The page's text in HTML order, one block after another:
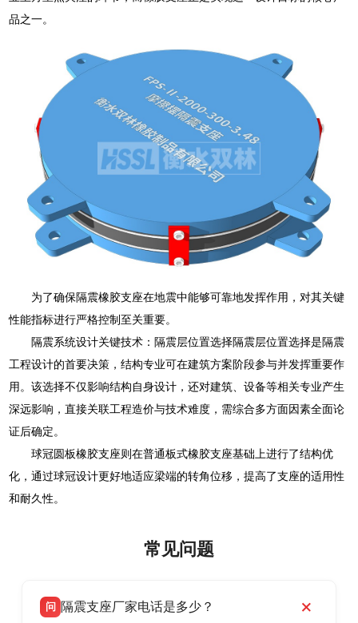
品之一。
为了确保隔震橡胶支座在地震中能够可靠地发挥作用，对其关键
性能指标进行严格控制至关重要。
隔震系统设计关键技术：隔震层位置选择隔震层位置选择是隔震
工程设计的首要决策，结构专业可在建筑方案阶段参与并发挥重要作
用。该选择不仅影响结构自身设计，还对建筑、设备等相关专业产生
深远影响，直接关联工程造价与技术难度，需综合多方面因素全面论
证后确定。
球冠圆板橡胶支座则在普通板式橡胶支座基础上进行了结构优
化，通过球冠设计更好地适应梁端的转角位移，提高了支座的适用性
和耐久性。
常见问题
问 隔震支座厂家电话是多少？